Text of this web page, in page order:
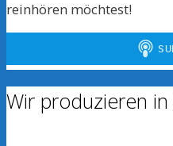
reinhören möchtest!
Wir produzieren